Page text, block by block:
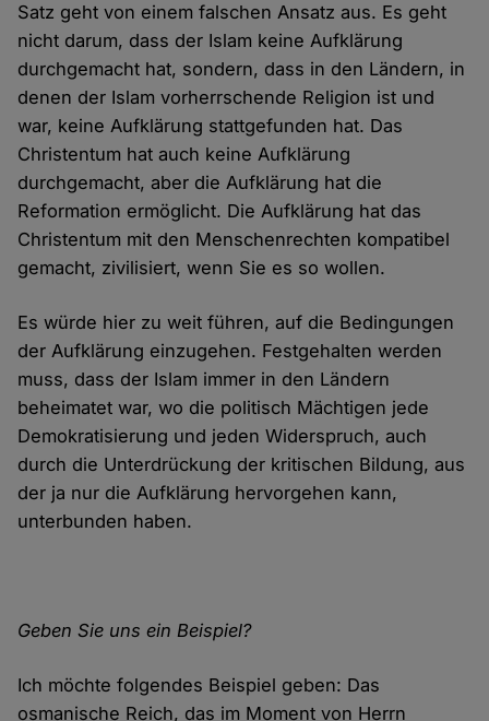
Satz geht von einem falschen Ansatz aus. Es geht
nicht darum, dass der Islam keine Aufklärung
durchgemacht hat, sondern, dass in den Ländern, in
denen der Islam vorherrschende Religion ist und
war, keine Aufklärung stattgefunden hat. Das
Christentum hat auch keine Aufklärung
durchgemacht, aber die Aufklärung hat die
Reformation ermöglicht. Die Aufklärung hat das
Christentum mit den Menschenrechten kompatibel
gemacht, zivilisiert, wenn Sie es so wollen.
Es würde hier zu weit führen, auf die Bedingungen
der Aufklärung einzugehen. Festgehalten werden
muss, dass der Islam immer in den Ländern
beheimatet war, wo die politisch Mächtigen jede
Demokratisierung und jeden Widerspruch, auch
durch die Unterdrückung der kritischen Bildung, aus
der ja nur die Aufklärung hervorgehen kann,
unterbunden haben.
Geben Sie uns ein Beispiel?
Ich möchte folgendes Beispiel geben: Das
osmanische Reich, das im Moment von Herrn